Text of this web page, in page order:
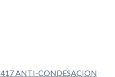
ANTI-CONDESACION